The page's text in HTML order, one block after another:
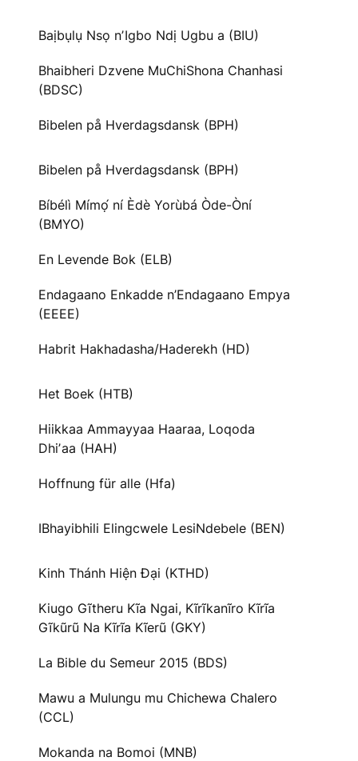
Baịbụlụ Nsọ nʼIgbo Ndị Ugbu a (BIU)
Bhaibheri Dzvene MuChiShona Chanhasi
(BDSC)
Bibelen på Hverdagsdansk (BPH)
Bibelen på Hverdagsdansk (BPH)
Bíbélì Mímọ́ ní Èdè Yorùbá Òde-Òní
(BMYO)
En Levende Bok (ELB)
Endagaano Enkadde n’Endagaano Empya
(EEEE)
Habrit Hakhadasha/Haderekh (HD)
Het Boek (HTB)
Hiikkaa Ammayyaa Haaraa, Loqoda
Dhiʼaa (HAH)
Hoffnung für alle (Hfa)
IBhayibhili Elingcwele LesiNdebele (BEN)
Kinh Thánh Hiện Đại (KTHD)
Kiugo Gĩtheru Kĩa Ngai, Kĩrĩkanĩro Kĩrĩa
Gĩkũrũ Na Kĩrĩa Kĩerũ (GKY)
La Bible du Semeur 2015 (BDS)
Mawu a Mulungu mu Chichewa Chalero
(CCL)
Mokanda na Bomoi (MNB)